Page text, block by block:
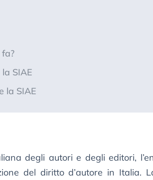
SIAE
la SIAE
degli autori e degli editori,
del diritto d’autore in Italia.